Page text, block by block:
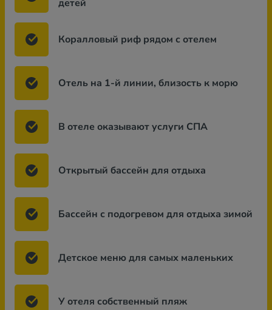
детей
Коралловый риф рядом с отелем
Отель на 1-й линии, близость к морю
В отеле оказывают услуги СПА
Открытый бассейн для отдыха
Бассейн с подогревом для отдыха зимой
Детское меню для самых маленьких
У отеля собственный пляж